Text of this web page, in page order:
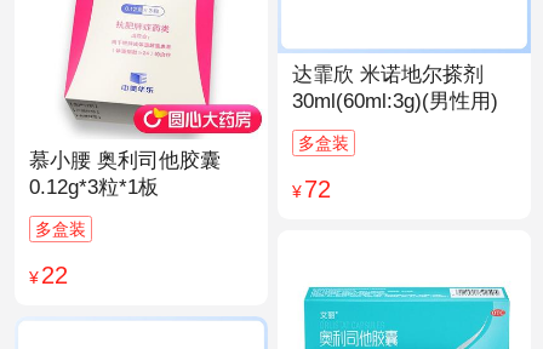
达霏欣 米诺地尔搽剂
30ml(60ml:3g)(男性用)
多盒装
¥72
慕小腰 奥利司他胶囊
0.12g*3粒*1板
多盒装
¥22